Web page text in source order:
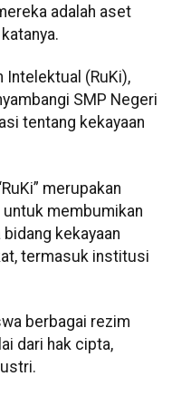
adalah aset
Intelektual (RuKi),
SMP Negeri
tentang kekayaan
merupakan
membumikan
kekayaan
termasuk institusi
berbagai rezim
dari hak cipta,